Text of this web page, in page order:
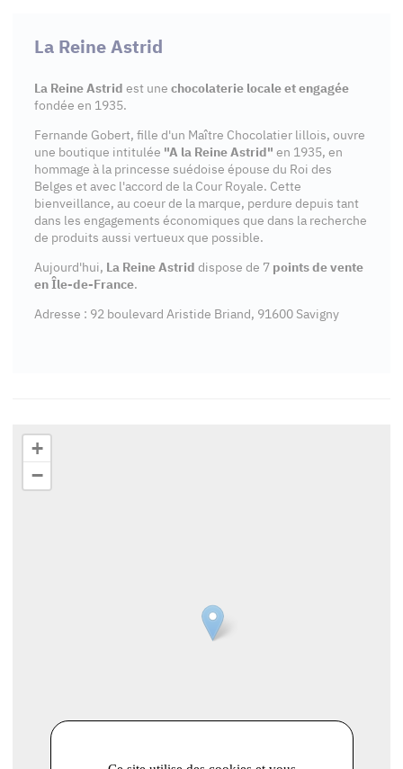
La Reine Astrid
La Reine Astrid est une chocolaterie locale et engagée
fondée en 1935.
Fernande Gobert, fille d'un Maître Chocolatier lillois, ouvre
une boutique intitulée "A la Reine Astrid" en 1935, en
hommage à la princesse suédoise épouse du Roi des
Belges et avec l'accord de la Cour Royale. Cette
bienveillance, au coeur de la marque, perdure depuis tant
dans les engagements économiques que dans la recherche
de produits aussi vertueux que possible.
Aujourd'hui, La Reine Astrid dispose de 7 points de vente
en Île-de-France.
Adresse : 92 boulevard Aristide Briand, 91600 Savigny
+
−